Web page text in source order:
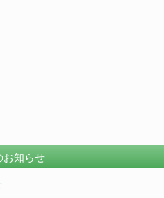
お知らせ